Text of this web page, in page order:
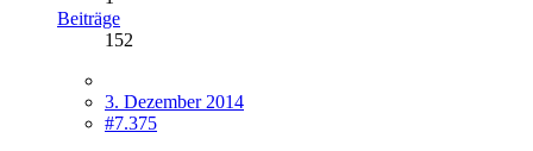
Beiträge
152
3. Dezember 2014
#7.375